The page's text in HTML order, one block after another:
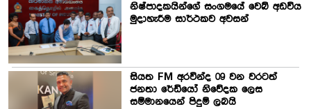
නිෂ්පාදකයින්ගේ සංගමයේ වෙබ් අඩවිය
මුදාහැරීම සාර්ථකව අවසන්
සියත FM අරවින්ද 09 වන වරටත්
ජනතා රේඩියෝ නිවේදක ලෙස
සම්මානයෙන් පිදුම් ලබයි